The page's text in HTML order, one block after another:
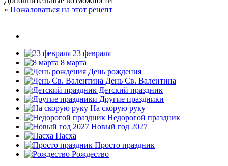
» Пожаловаться на этот рецепт
23 февраля
8 марта
День рождения
День Св. Валентина
Детский праздник
Другие праздники
На скорую руку
Недорогой праздник
Новый год 2027
Пасха
Просто праздник
Рождество